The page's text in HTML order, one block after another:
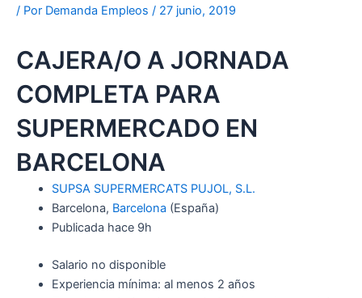
/ Por Demanda Empleos / 27 junio, 2019
CAJERA/O A JORNADA
COMPLETA PARA
SUPERMERCADO EN
BARCELONA
SUPSA SUPERMERCATS PUJOL, S.L.
Barcelona, Barcelona (España)
Publicada hace 9h
Salario no disponible
Experiencia mínima: al menos 2 años